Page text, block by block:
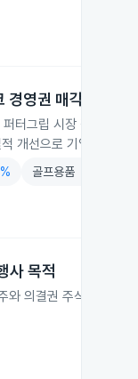
영권 매각 추진
터그립 시장 점유율 1
개선으로 기업가치가
골프용품
사 목적
와 의결권 주식을 확